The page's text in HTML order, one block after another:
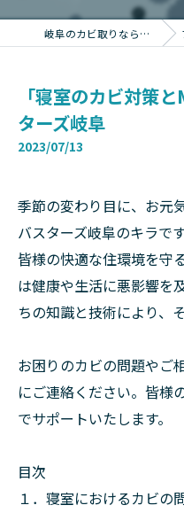
岐阜のカビ取りならカビバスターズ岐阜
「寝室のカビ対策
ターズ岐阜
2023/07/13
季節の変わり目に、お元
バスターズ岐阜のキラで
皆様の快適な住環境を守
は健康や生活に悪影響を
ちの知識と技術により、
お困りのカビの問題やご
にご連絡ください。皆様
でサポートいたします。
目次
１．寝室におけるカビの